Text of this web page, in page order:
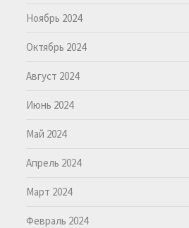
Ноябрь 2024
Октябрь 2024
Август 2024
Июнь 2024
Май 2024
Апрель 2024
Март 2024
Февраль 2024